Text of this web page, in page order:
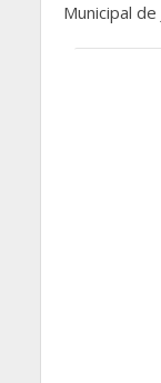
Municipal